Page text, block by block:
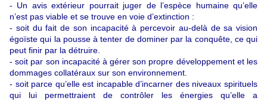
- Un avis extérieur pourrait juger de l’espèce humaine qu’elle
n’est pas viable et se trouve en voie d’extinction :
- soit du fait de son incapacité à percevoir au-delà de sa vision
égoïste qui la pousse à tenter de dominer par la conquête, ce qui
peut finir par la détruire.
- soit par son incapacité à gérer son propre développement et les
dommages collatéraux sur son environnement.
- soit parce qu’elle est incapable d’incarner des niveaux spirituels
qui lui permettraient de contrôler les énergies qu’elle a